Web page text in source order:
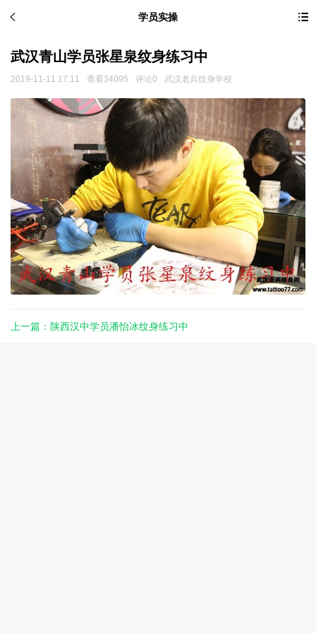
学员实操
武汉青山学员张星泉纹身练习中
2019-11-11 17:11 查看34095 评论0 武汉老兵纹身学校
上一篇：陕西汉中学员潘怡冰纹身练习中